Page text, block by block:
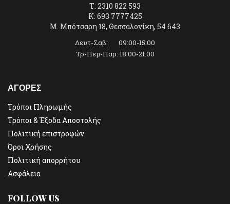
T: 2310 822 593
K: 693 7777425
Μ. Μπότσαρη 18, Θεσσαλονίκη, 54 643
Δευτ-Σαβ: 09:00-15:00
Τρ-Πεμ-Παρ: 18:00-21:00
ΑΓΟΡΕΣ
Τρόποι Πληρωμής
Τρόποι & Έξοδα Αποστολής
Πολιτική επιστροφών
Όροι Χρήσης
Πολιτική απορρήτου
Ασφάλεια
FOLLOW US